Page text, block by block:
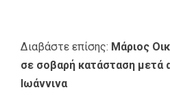
Διαβάστε επίσης: Μάριος
σε σοβαρή κατάσταση μετά
Ιωάννινα